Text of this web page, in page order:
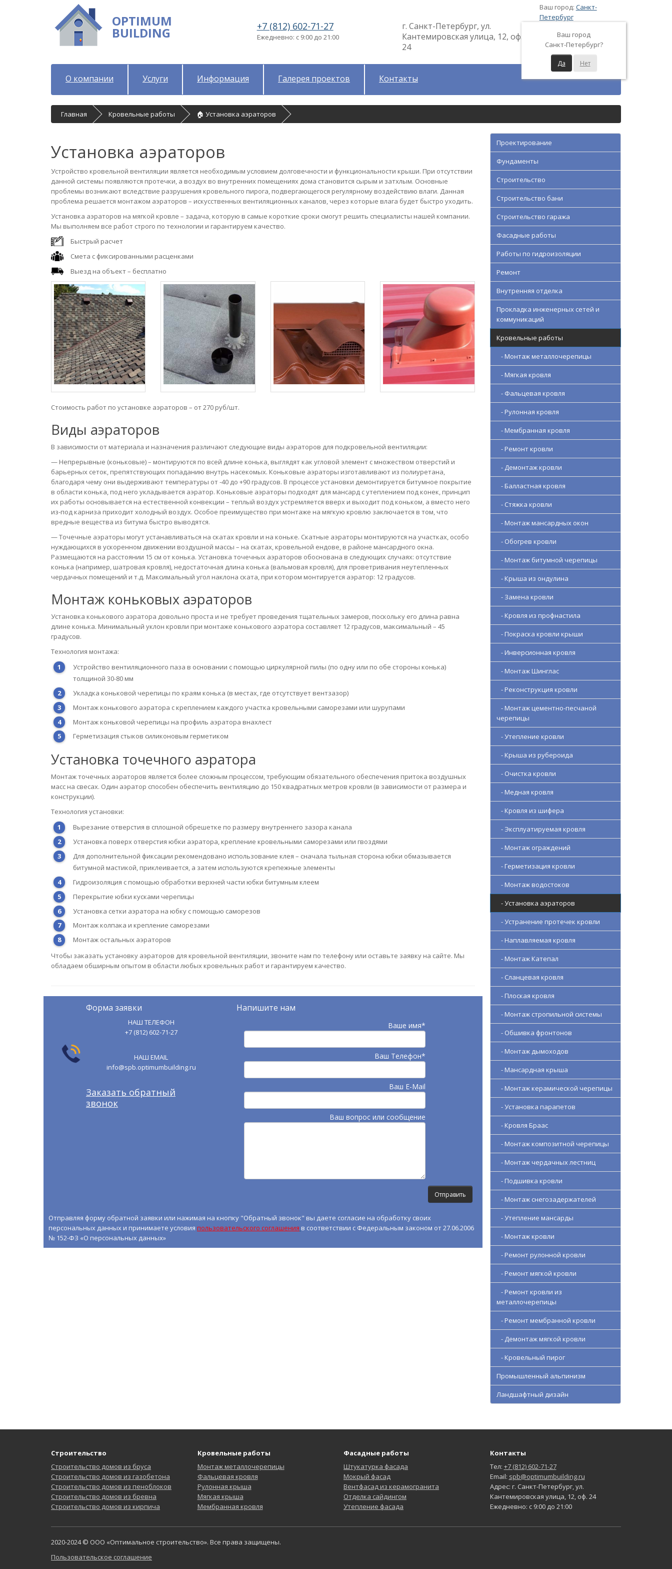
OPTIMUM
BUILDING +7 (812) 602-71-27
Ежедневно: с 9:00 до 21:00
г. Санкт-Петербург, ул.
Кантемировская улица, 12, оф.
24
Ваш город: Санкт-
Петербург
Ваш город
Санкт-Петербург?
Да Нет
О компании Услуги Информация Галерея проектов Контакты
Главная Кровельные работы 🏠 Установка аэраторов
Установка аэраторов
Устройство кровельной вентиляции является необходимым условием долговечности и функциональности крыши. При отсутствии
данной системы появляются протечки, а воздух во внутренних помещениях дома становится сырым и затхлым. Основные
проблемы возникают вследствие разрушения кровельного пирога, подвергающегося регулярному воздействию влаги. Данная
проблема решается монтажом аэраторов – искусственных вентиляционных каналов, через которые влага будет быстро уходить.
Установка аэраторов на мягкой кровле – задача, которую в самые короткие сроки смогут решить специалисты нашей компании.
Мы выполняем все работ строго по технологии и гарантируем качество.
Быстрый расчет
Смета с фиксированными расценками
Выезд на объект – бесплатно
Стоимость работ по установке аэраторов – от 270 руб/шт.
Виды аэраторов
В зависимости от материала и назначения различают следующие виды аэраторов для подкровельной вентиляции:
— Непрерывные (коньковые) – монтируются по всей длине конька, выглядят как угловой элемент с множеством отверстий и
барьерных сеток, препятствующих попаданию внутрь насекомых. Коньковые аэраторы изготавливают из полиуретана,
благодаря чему они выдерживают температуры от -40 до +90 градусов. В процессе установки демонтируется битумное покрытие
в области конька, под него укладывается аэратор. Коньковые аэраторы подходят для мансард с утеплением под конек, принцип
их работы основывается на естественной конвекции – теплый воздух устремляется вверх и выходит под коньком, а вместо него
из-под карниза приходит холодный воздух. Особое преимущество при монтаже на мягкую кровлю заключается в том, что
вредные вещества из битума быстро выводятся.
— Точечные аэраторы могут устанавливаться на скатах кровли и на коньке. Скатные аэраторы монтируются на участках, особо
нуждающихся в ускоренном движении воздушной массы – на скатах, кровельной ендове, в районе мансардного окна.
Размещаются на расстоянии 15 см от конька. Установка точечных аэраторов обоснована в следующих случаях: отсутствие
конька (например, шатровая кровля), недостаточная длина конька (вальмовая кровля), для проветривания неутепленных
чердачных помещений и т.д. Максимальный угол наклона ската, при котором монтируется аэратор: 12 градусов.
Монтаж коньковых аэраторов
Установка конькового аэратора довольно проста и не требует проведения тщательных замеров, поскольку его длина равна
длине конька. Минимальный уклон кровли при монтаже конькового аэратора составляет 12 градусов, максимальный – 45
градусов.
Технология монтажа:
Устройство вентиляционного паза в основании с помощью циркулярной пилы (по одну или по обе стороны конька)
толщиной 30-80 мм
Укладка коньковой черепицы по краям конька (в местах, где отсутствует вентзазор)
Монтаж конькового аэратора с креплением каждого участка кровельными саморезами или шурупами
Монтаж коньковой черепицы на профиль аэратора внахлест
Герметизация стыков силиконовым герметиком
Установка точечного аэратора
Монтаж точечных аэраторов является более сложным процессом, требующим обязательного обеспечения притока воздушных
масс на свесах. Один аэратор способен обеспечить вентиляцию до 150 квадратных метров кровли (в зависимости от размера и
конструкции).
Технология установки:
Вырезание отверстия в сплошной обрешетке по размеру внутреннего зазора канала
Установка поверх отверстия юбки аэратора, крепление кровельными саморезами или гвоздями
Для дополнительной фиксации рекомендовано использование клея – сначала тыльная сторона юбки обмазывается
битумной мастикой, приклеивается, а затем используются крепежные элементы
Гидроизоляция с помощью обработки верхней части юбки битумным клеем
Перекрытие юбки кусками черепицы
Установка сетки аэратора на юбку с помощью саморезов
Монтаж колпака и крепление саморезами
Монтаж остальных аэраторов
Чтобы заказать установку аэраторов для кровельной вентиляции, звоните нам по телефону или оставьте заявку на сайте. Мы
обладаем обширным опытом в области любых кровельных работ и гарантируем качество.
Форма заявки
НАШ ТЕЛЕФОН
+7 (812) 602-71-27
НАШ EMAIL
info@spb.optimumbuilding.ru
Заказать обратный
звонок
Напишите нам
Ваше имя*
Ваш Телефон*
Ваш E-Mail
Ваш вопрос или сообщение
Отправляя форму обратной заявки или нажимая на кнопку "Обратный звонок" вы даете согласие на обработку своих
персональных данных и принимаете условия пользовательского соглашения в соответствии с Федеральным законом от 27.06.2006
№ 152-ФЗ «О персональных данных»
Проектирование
Фундаменты
Строительство
Строительство бани
Строительство гаража
Фасадные работы
Работы по гидроизоляции
Ремонт
Внутренняя отделка
Прокладка инженерных сетей и
коммуникаций
Кровельные работы
- Монтаж металлочерепицы
- Мягкая кровля
- Фальцевая кровля
- Рулонная кровля
- Мембранная кровля
- Ремонт кровли
- Демонтаж кровли
- Балластная кровля
- Стяжка кровли
- Монтаж мансардных окон
- Обогрев кровли
- Монтаж битумной черепицы
- Крыша из ондулина
- Замена кровли
- Кровля из профнастила
- Покраска кровли крыши
- Инверсионная кровля
- Монтаж Шинглас
- Реконструкция кровли
- Монтаж цементно-песчаной
черепицы
- Утепление кровли
- Крыша из рубероида
- Очистка кровли
- Медная кровля
- Кровля из шифера
- Эксплуатируемая кровля
- Монтаж ограждений
- Герметизация кровли
- Монтаж водостоков
- Установка аэраторов
- Устранение протечек кровли
- Наплавляемая кровля
- Монтаж Катепал
- Сланцевая кровля
- Плоская кровля
- Монтаж стропильной системы
- Обшивка фронтонов
- Монтаж дымоходов
- Мансардная крыша
- Монтаж керамической черепицы
- Установка парапетов
- Кровля Браас
- Монтаж композитной черепицы
- Монтаж чердачных лестниц
- Подшивка кровли
- Монтаж снегозадержателей
- Утепление мансарды
- Монтаж кровли
- Ремонт рулонной кровли
- Ремонт мягкой кровли
- Ремонт кровли из
металлочерепицы
- Ремонт мембранной кровли
- Демонтаж мягкой кровли
- Кровельный пирог
Промышленный альпинизм
Ландшафтный дизайн
Строительство
Строительство домов из бруса
Строительство домов из газобетона
Строительство домов из пеноблоков
Строительство домов из бревна
Строительство домов из кирпича
Кровельные работы
Монтаж металлочерепицы
Фальцевая кровля
Рулонная крыша
Мягкая крыша
Мембранная кровля
Фасадные работы
Штукатурка фасада
Мокрый фасад
Вентфасад из керамогранита
Отделка сайдингом
Утепление фасада
Контакты
Тел: +7 (812) 602-71-27
Email: spb@optimumbuilding.ru
Адрес: г. Санкт-Петербург, ул.
Кантемировская улица, 12, оф. 24
Ежедневно: с 9:00 до 21:00
2020-2024 © ООО «Оптимальное строительство». Все права защищены.
Пользовательское соглашение